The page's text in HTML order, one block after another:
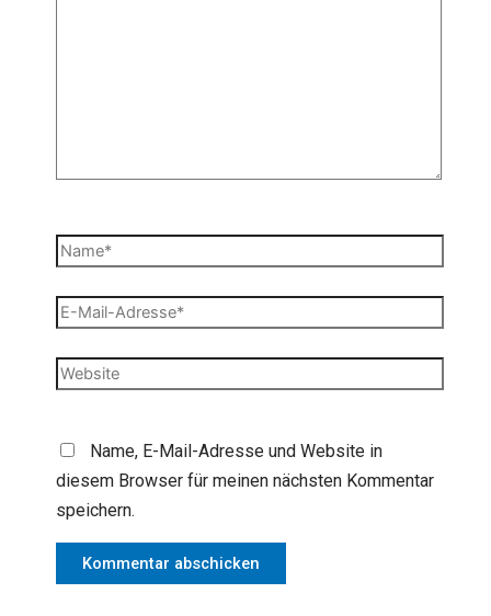
Name*
E-
Adresse*
Website
Name, E-Mail-Adresse und Website in
diesem Browser für meinen nächsten Kommentar
speichern.